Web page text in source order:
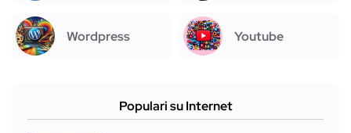
Wordpress Youtube
Populari su Internet